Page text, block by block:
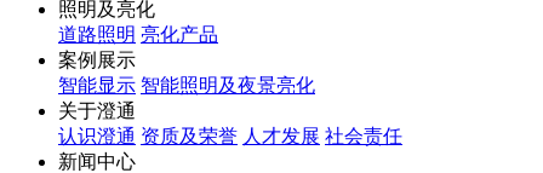
照明及亮化
道路照明 亮化产品
案例展示
智能显示 智能照明及夜景亮化
关于澄通
认识澄通 资质及荣誉 人才发展 社会责任
新闻中心